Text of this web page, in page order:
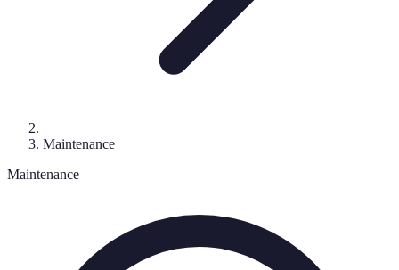
Maintenance
Maintenance